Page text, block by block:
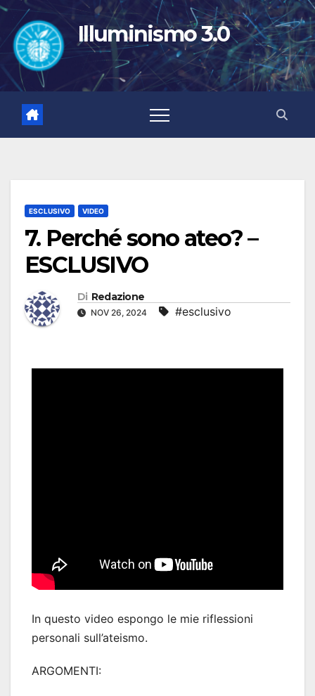
Salta
contenuto
Illuminismo 3.0
ESCLUSIVO VIDEO
7. Perché sono ateo? –
ESCLUSIVO
Di Redazione
NOV 26, 2024 #esclusivo
In questo video espongo le mie riflessioni
personali sull’ateismo.
ARGOMENTI: